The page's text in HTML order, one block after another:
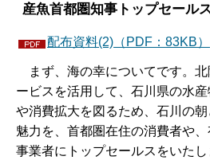
産魚首都圏知事トップセール
配布資料(2)（PDF：83KB）
まず、海の幸についてです。
ービスを活用して、石川県の水
や消費拡大を図るため、石川の
魅力を、首都圏在住の消費者や
事業者にトップセールスをいたし